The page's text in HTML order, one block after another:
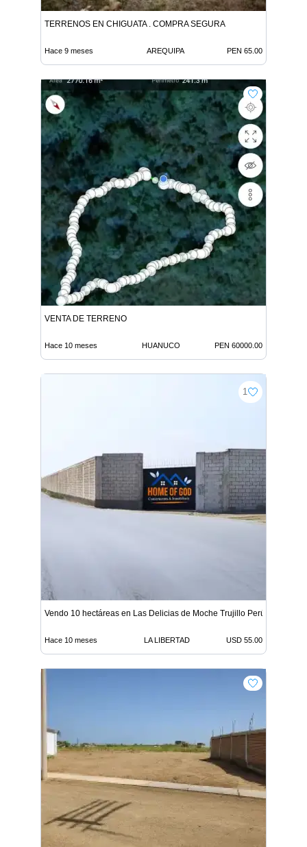
TERRENOS EN CHIGUATA . COMPRA SEGURA
Hace 9 meses AREQUIPA PEN 65.00
VENTA DE TERRENO
Hace 10 meses HUANUCO PEN 60000.00
1
Vendo 10 hectáreas en Las Delicias de Moche Trujillo Perú
Hace 10 meses LA LIBERTAD USD 55.00